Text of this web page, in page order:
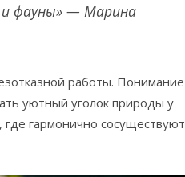
и фауны» — Марина
работы. Понимание
уютный уголок природы у
гармонично сосуществуют